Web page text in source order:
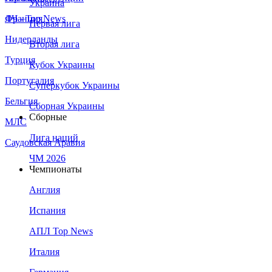
Франция
Нидерланды
Турция
Португалия
Бельгия
МЛС
Саудовская Аравия
ЛЧ - Top News
Украина
Первая лига
Вторая лига
Кубок Украины
Суперкубок Украины
Сборная Украины
Сборные
Лига наций
ЧМ 2026
Чемпионаты
Англия
Испания
АПЛ Top News
Италия